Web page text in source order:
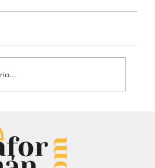
animó a trend viral y
“Antes de ser tu